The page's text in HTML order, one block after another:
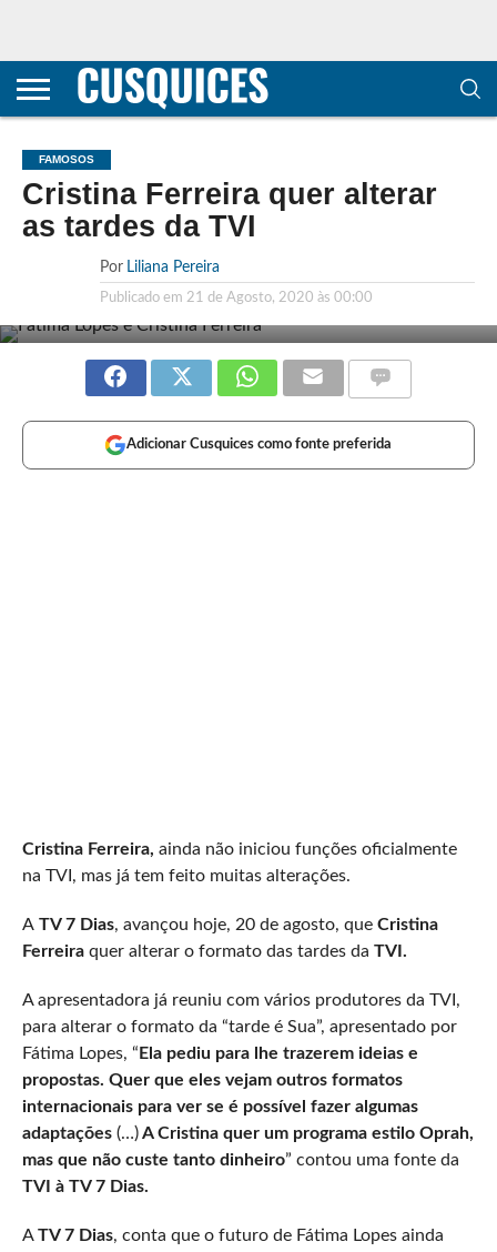
CONTACTOS
HOME
POLÍTICA DE
E COOKIES
SOBRE
TERMOS E
TRANSPARÊNCIA
METODOLOGIA
FAMOSOS
Cristina Ferreira quer alterar
as tardes da TVI
Por Liliana Pereira
Publicado em 21 de Agosto, 2020 às 00:00
Adicionar Cusquices como fonte preferida
Cristina Ferreira, ainda não iniciou funções oficialmente
na TVI, mas já tem feito muitas alterações.
ATV 7 Dias, avançou hoje, 20 de agosto, que Cristina
Ferreiraquer alterar o formato das tardes da TVI.
A apresentadora já reuniu com vários produtores da TVI,
para alterar o formato da “tarde é Sua”, apresentado por
Fátima Lopes, “ Ela pediu para lhe trazerem ideias e
propostas. Quer que eles vejam outros formatos
internacionais para ver se é possível fazer algumas
adaptações(…)A Cristina quer um programa estilo Oprah,
mas que não custe tanto dinheiro” contou uma fonte da
TVI à TV 7 Dias.
ATV 7 Dias, conta que o futuro de Fátima Lopes ainda